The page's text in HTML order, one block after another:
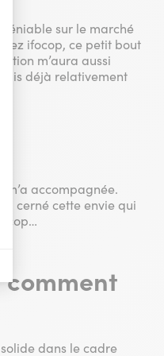
qui seront affichées sur
a des conversions.
de publicité numérique
sur le marché
ifocop, ce petit bout
m’aura aussi
déjà relativement
m’a accompagnée.
cerné cette envie qui
comment
dans le cadre